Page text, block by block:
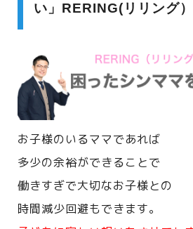
い」RERING(リリング
お子様のいるママであれば
多少の余裕ができることで
働きすぎで大切なお子様との
時間減少回避もできます。